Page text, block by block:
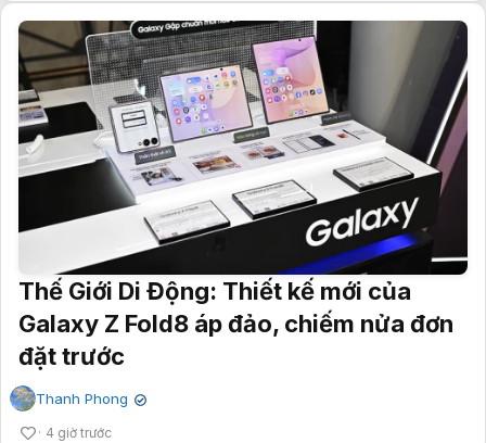
Thế Giới Di Động: Thiết kế mới của
Galaxy Z Fold8 áp đảo, chiếm nửa đơn
đặt trước
Thanh Phong ✔
4 giờ trước